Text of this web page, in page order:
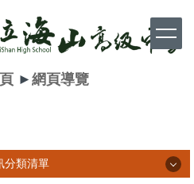
► 網頁導覽
分類清單